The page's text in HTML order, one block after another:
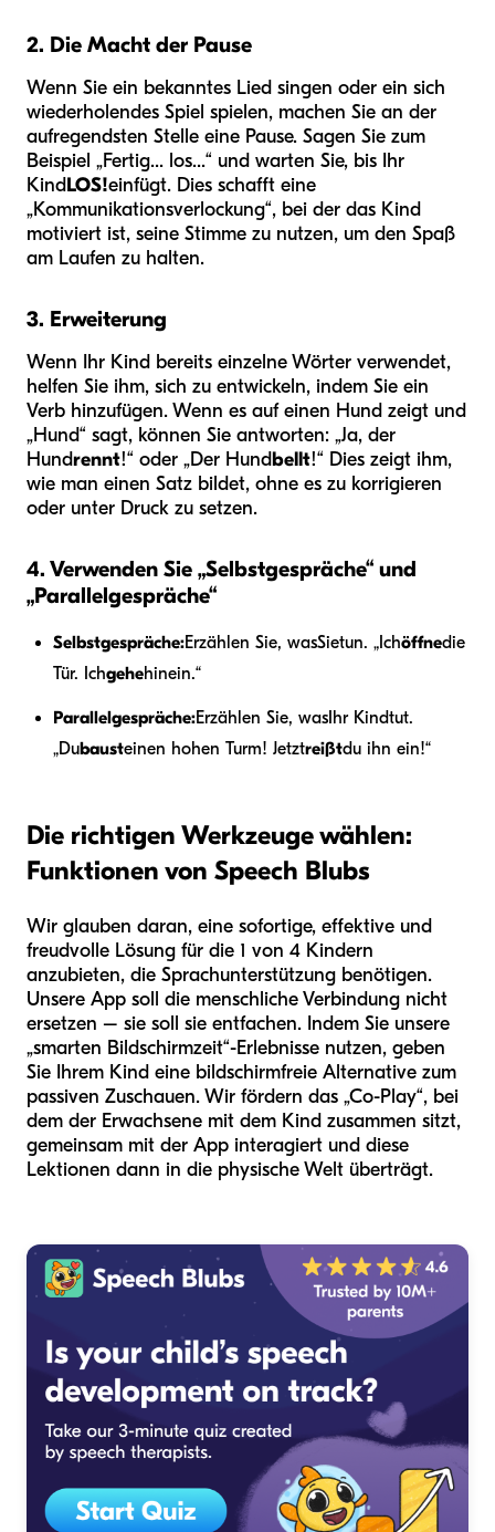
2. Die Macht der Pause
Wenn Sie ein bekanntes Lied singen oder ein sich
wiederholendes Spiel spielen, machen Sie an der
aufregendsten Stelle eine Pause. Sagen Sie zum
Beispiel „Fertig... los...“ und warten Sie, bis Ihr
KindLOS!einfügt. Dies schafft eine
„Kommunikationsverlockung“, bei der das Kind
motiviert ist, seine Stimme zu nutzen, um den Spaß
am Laufen zu halten.
3. Erweiterung
Wenn Ihr Kind bereits einzelne Wörter verwendet,
helfen Sie ihm, sich zu entwickeln, indem Sie ein
Verb hinzufügen. Wenn es auf einen Hund zeigt und
„Hund“ sagt, können Sie antworten: „Ja, der
Hundrennt!“ oder „Der Hundbellt!“ Dies zeigt ihm,
wie man einen Satz bildet, ohne es zu korrigieren
oder unter Druck zu setzen.
4. Verwenden Sie „Selbstgespräche“ und
„Parallelgespräche“
Selbstgespräche:Erzählen Sie, wasSietun. „Ichöffnedie
Tür. Ichgehehinein.“
Parallelgespräche:Erzählen Sie, was Ihr Kindtut.
„Dubausteinen hohen Turm! Jetztreißtdu ihn ein!“
Die richtigen Werkzeuge wählen:
Funktionen von Speech Blubs
Wir glauben daran, eine sofortige, effektive und
freudvolle Lösung für die 1 von 4 Kindern
anzubieten, die Sprachunterstützung benötigen.
Unsere App soll die menschliche Verbindung nicht
ersetzen – sie soll sie entfachen. Indem Sie unsere
„smarten Bildschirmzeit“-Erlebnisse nutzen, geben
Sie Ihrem Kind eine bildschirmfreie Alternative zum
passiven Zuschauen. Wir fördern das „Co-Play“, bei
dem der Erwachsene mit dem Kind zusammen sitzt,
gemeinsam mit der App interagiert und diese
Lektionen dann in die physische Welt überträgt.